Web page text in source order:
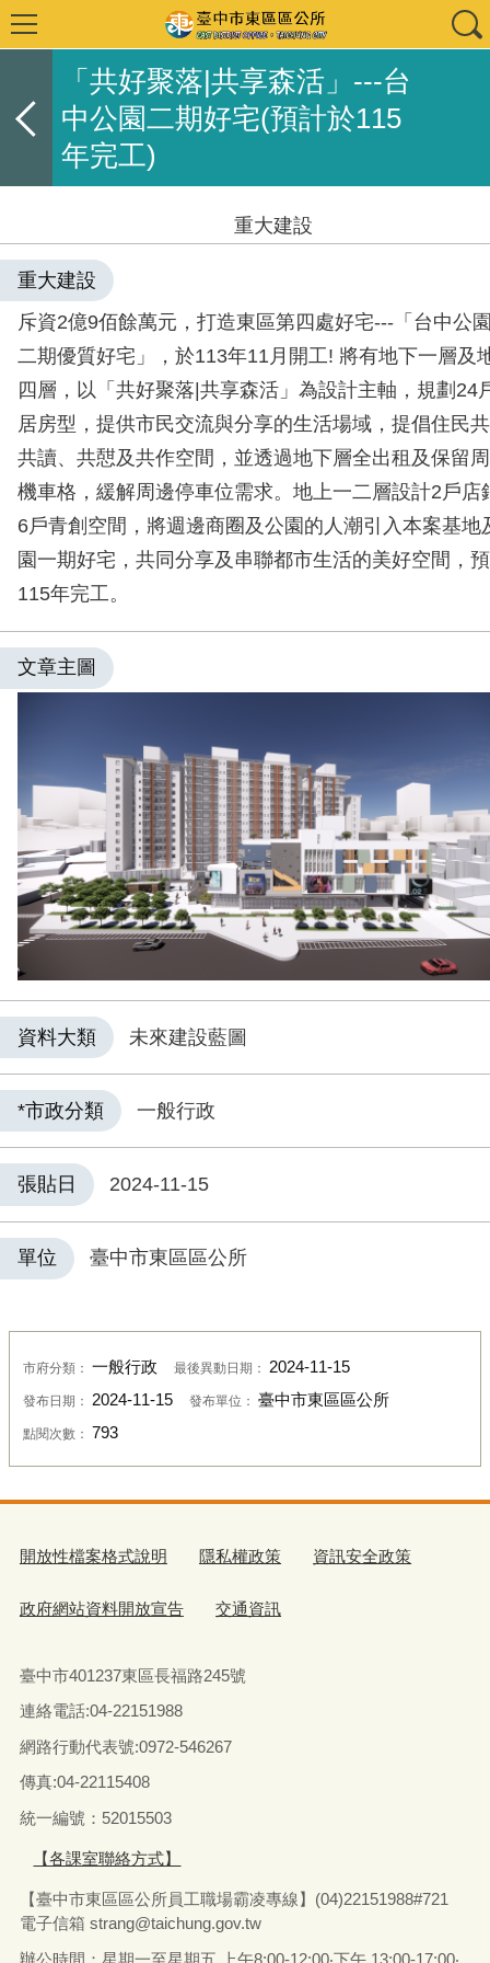
「共好聚落|共享森活」---台
中公園二期好宅(預計於115
年完工)
重大建設
重大建設
斥資2億9佰餘萬元，打造東區第四處好宅---「台中公
二期優質好宅」，於113年11月開工! 將有地下一層及
四層，以「共好聚落|共享森活」為設計主軸，規劃24
居房型，提供市民交流與分享的生活場域，提倡住民
共讀、共憇及共作空間，並透過地下層全出租及保留
機車格，緩解周邊停車位需求。地上一二層設計2戶店
6戶青創空間，將週邊商圈及公園的人潮引入本案基地
園一期好宅，共同分享及串聯都市生活的美好空間，
115年完工。
文章主圖
資料大類 未來建設藍圖
*市政分類 一般行政
張貼日 2024-11-15
單位 臺中市東區區公所
市府分類： 一般行政 最後異動日期： 2024-11-15
發布日期： 2024-11-15 發布單位： 臺中市東區區公所
點閱次數： 793
開放性檔案格式說明 隱私權政策 資訊安全政策
政府網站資料開放宣告 交通資訊
臺中市401237東區長福路245號
連絡電話:04-22151988
網路行動代表號:0972-546267
傳真:04-22115408
統一編號：52015503
【各課室聯絡方式】
【臺中市東區區公所員工職場霸凌專線】(04)22151988#721
電子信箱 strang@taichung.gov.tw
辦公時間：星期一至星期五 上午8:00-12:00‧下午 13:00-17:00‧